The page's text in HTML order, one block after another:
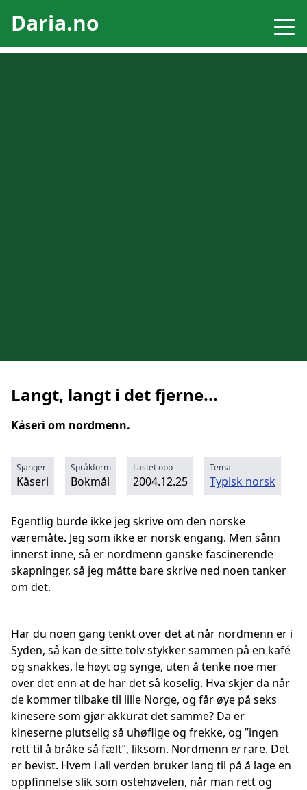
Daria.no
Langt, langt i det fjerne...
Kåseri om nordmenn.
Sjanger
Kåseri
Språkform
Bokmål
Lastet opp
2004.12.25
Tema
Typisk norsk
Egentlig burde ikke jeg skrive om den norske
væremåte. Jeg som ikke er norsk engang. Men sånn
innerst inne, så er nordmenn ganske fascinerende
skapninger, så jeg måtte bare skrive ned noen tanker
om det.
Har du noen gang tenkt over det at når nordmenn er i
Syden, så kan de sitte tolv stykker sammen på en kafé
og snakkes, le høyt og synge, uten å tenke noe mer
over det enn at de har det så koselig. Hva skjer da når
de kommer tilbake til lille Norge, og får øye på seks
kinesere som gjør akkurat det samme? Da er
kineserne plutselig så uhøflige og frekke, og ”ingen
rett til å bråke så fælt”, liksom. Nordmenn errare. Det
er bevist. Hvem i all verden bruker lang til på å lage en
oppfinnelse slik som ostehøvelen, når man rett og